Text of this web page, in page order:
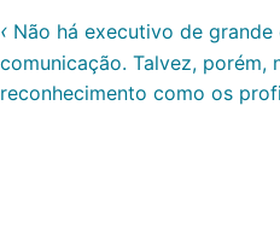
Não há executivo de
comunicação. Talvez, porém,
reconhecimento como os